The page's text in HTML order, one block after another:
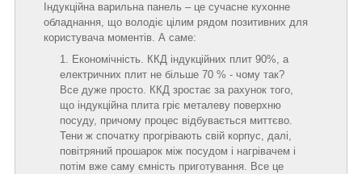
Індукційна варильна панель – це сучасне кухонне
обладнання, що володіє цілим рядом позитивних для
користувача моментів. А саме:
Економічність. ККД індукційних плит 90%, а
електричних плит не більше 70 % - чому так?
Все дуже просто. ККД зростає за рахунок того,
що індукційна плита гріє металеву поверхню
посуду, причому процес відбувається миттєво.
Тени ж спочатку прогрівають свій корпус, далі,
повітряний прошарок між посудом і нагрівачем і
потім вже саму ємність приготування. Все це